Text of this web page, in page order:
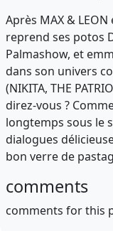
Après MAX & LEON
reprend ses potos
Palmashow, et
dans son univers
(NIKITA, THE
direz-vous ?
longtemps sous le
dialogues
bon verre de
comments
comments for this